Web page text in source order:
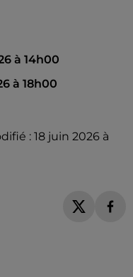
à 14h00
à 18h00
: 18 juin 2026 à